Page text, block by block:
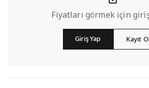
Fiyatları görmek için
Giriş Yap Kayıt